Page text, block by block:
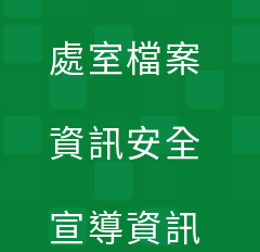
處室檔案
資訊安全
宣導資訊